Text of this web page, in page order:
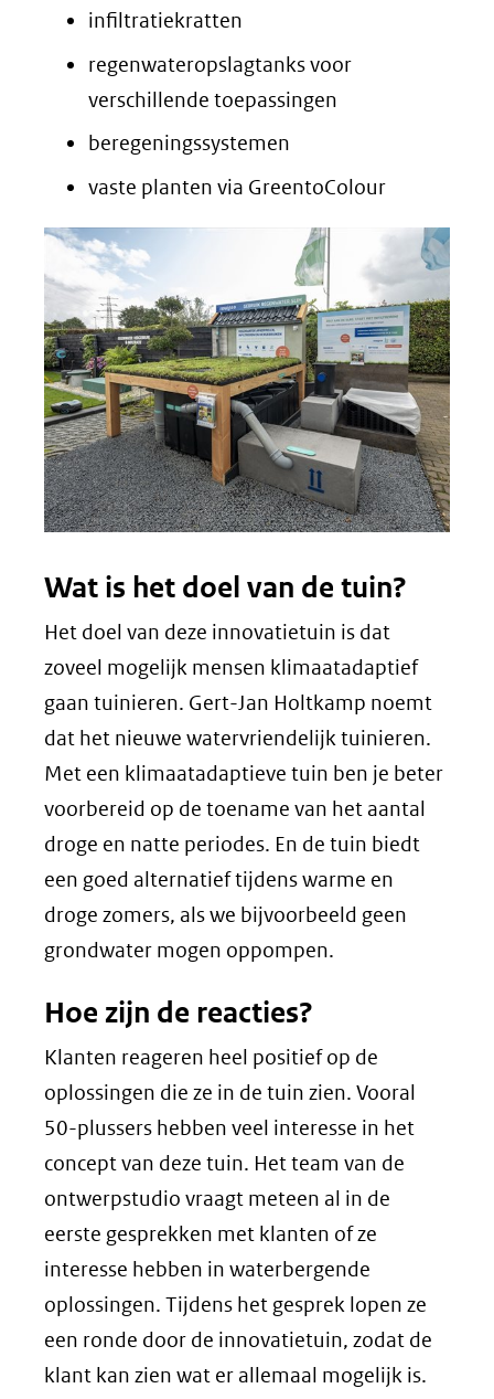
infiltratiekratten
regenwateropslagtanks voor
verschillende toepassingen
beregeningssystemen
vaste planten via GreentoColour
Wat is het doel van de tuin?
Het doel van deze innovatietuin is dat
zoveel mogelijk mensen klimaatadaptief
gaan tuinieren. Gert-Jan Holtkamp noemt
dat het nieuwe watervriendelijk tuinieren.
Met een klimaatadaptieve tuin ben je beter
voorbereid op de toename van het aantal
droge en natte periodes. En de tuin biedt
een goed alternatief tijdens warme en
droge zomers, als we bijvoorbeeld geen
grondwater mogen oppompen.
Hoe zijn de reacties?
Klanten reageren heel positief op de
oplossingen die ze in de tuin zien. Vooral
50-plussers hebben veel interesse in het
concept van deze tuin. Het team van de
ontwerpstudio vraagt meteen al in de
eerste gesprekken met klanten of ze
interesse hebben in waterbergende
oplossingen. Tijdens het gesprek lopen ze
een ronde door de innovatietuin, zodat de
klant kan zien wat er allemaal mogelijk is.